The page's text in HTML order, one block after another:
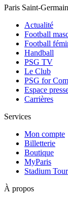
Paris Saint-Germain
Actualité
Football
Football
Handball
PSG TV
Le Club
PSG for
Espace
Carrières
Services
Mon compte
Billetterie
Boutique
MyParis
Stadium Tour
À propos